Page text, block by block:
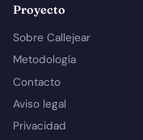
Proyecto
Sobre Callejear
Metodología
Contacto
Aviso legal
Privacidad